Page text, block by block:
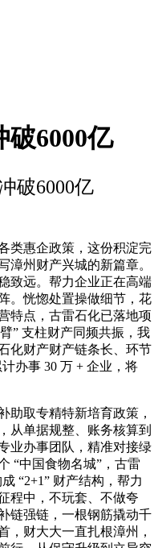
6000亿
破6000亿
惠企政策，这份积淀完
漳州财产兴城的新篇章。
致远。帮力企业正在高端
。恍惚处置操做细节，花
特点，古雷石化已落地项
” 支柱财产同频共振，我
化财产财产链条长、环节
办事 30 万 + 企业，将
取专精特新培育政策，
从单据规整、账务核算到
业办事团队，精准对接绿
“中国食物名城”，古雷
“2+1” 财产结构，帮力
程中，不玩套、不做夸
链强链，一根钢筋撬动千
，财大大一直扎根漳州，